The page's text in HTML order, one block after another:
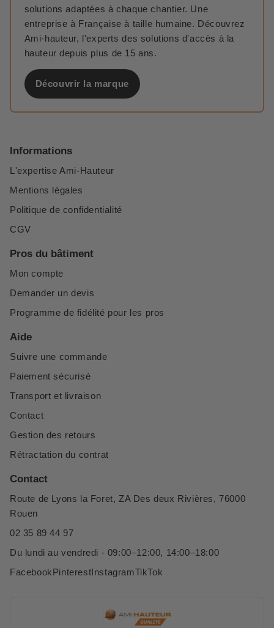
solutions adaptées à chaque chantier. Une
entreprise à Française à taille humaine. Découvrez
Ami-hauteur, l'experts des solutions d'accès à la
hauteur depuis plus de 15 ans.
Découvrir la marque
Informations
L'expertise Ami-Hauteur
Mentions légales
Politique de confidentialité
CGV
Pros du bâtiment
Mon compte
Demander un devis
Programme de fidélité pour les pros
Aide
Suivre une commande
Paiement sécurisé
Transport et livraison
Contact
Gestion des retours
Rétractation du contrat
Contact
Route de Lyons la Foret, ZA Des deux Rivières, 76000
Rouen
02 35 89 44 97
Du lundi au vendredi - 09:00–12:00, 14:00–18:00
FacebookPinterestInstagramTikTok